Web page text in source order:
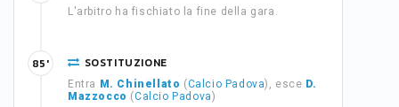
L'arbitro ha fischiato la fine della gara.
SOSTITUZIONE
Entra M. Chinellato (Calcio Padova), esce D.
Mazzocco (Calcio Padova)
85'